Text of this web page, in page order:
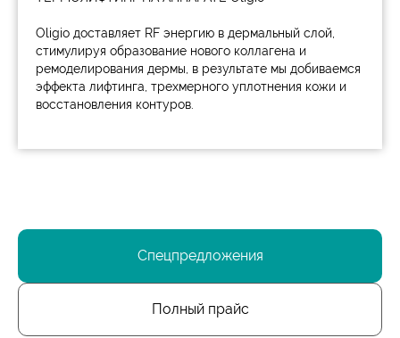
Oligio доставляет RF энергию в дермальный слой,
стимулируя образование нового коллагена и
ремоделирования дермы, в результате мы добиваемся
эффекта лифтинга, трехмерного уплотнения кожи и
восстановления контуров.
Спецпредложения
Полный прайс